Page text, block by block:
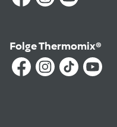
Folge Thermomix®